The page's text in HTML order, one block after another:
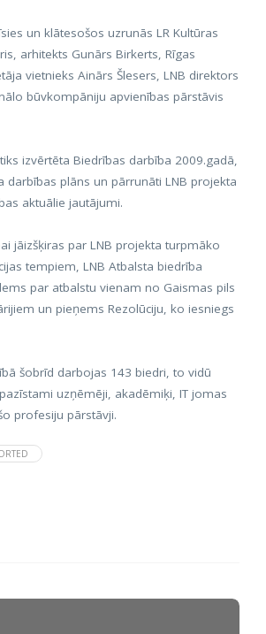
un klātesošos uzrunās LR Kultūras
arhitekts Gunārs Birkerts, Rīgas
vietnieks Ainārs Šlesers, LNB direktors
būvkompāniju apvienības pārstāvis
izvērtēta Biedrības darbība 2009.gadā,
darbības plāns un pārrunāti LNB projekta
aktuālie jautājumi.
jāizšķiras par LNB projekta turpmāko
tempiem, LNB Atbalsta biedrība
par atbalstu vienam no Gaismas pils
un pieņems Rezolūciju, ko iesniegs
šobrīd darbojas 143 biedri, to vidū
uzņēmēji, akadēmiķi, IT jomas
profesiju pārstāvji.